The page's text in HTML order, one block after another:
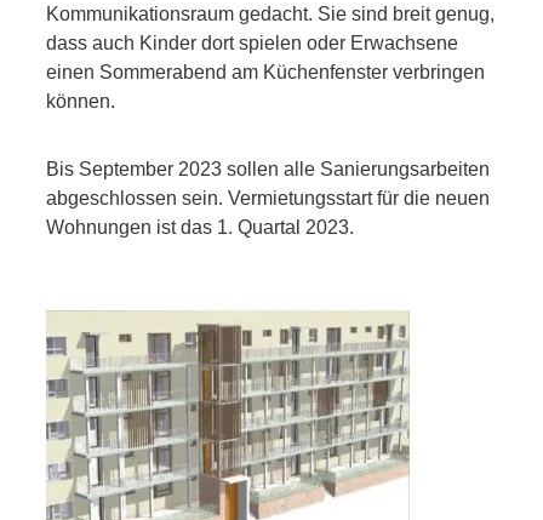
Kommunikationsraum gedacht. Sie sind breit genug,
dass auch Kinder dort spielen oder Erwachsene
einen Sommerabend am Küchenfenster verbringen
können.
Bis September 2023 sollen alle Sanierungsarbeiten
abgeschlossen sein. Vermietungsstart für die neuen
Wohnungen ist das 1. Quartal 2023.